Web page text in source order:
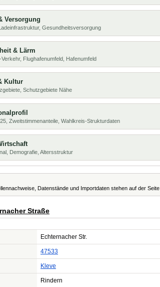
Versorgung
Gesundheitsversorgung
& Lärm
Flughafenumfeld, Hafenumfeld
Kultur
Schutzgebiete Nähe
Zweitstimmenanteile, Wahlkreis-Strukturdaten
Demografie, Altersstruktur
Datenstände und Importdaten stehen auf der Seite
Straße
Echternacher Str.
47533
Kleve
Rindern